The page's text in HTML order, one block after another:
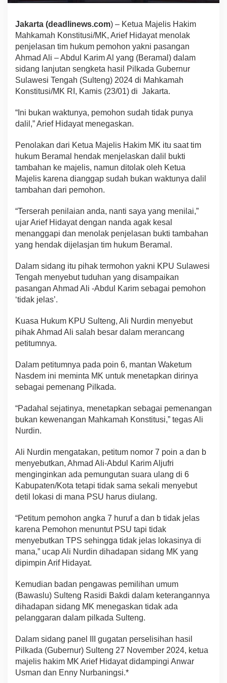
Jakarta (deadlinews.com) – Ketua Majelis Hakim
Mahkamah Konstitusi/MK, Arief Hidayat menolak
penjelasan tim hukum pemohon yakni pasangan
Ahmad Ali – Abdul Karim Al yang (Beramal) dalam
sidang lanjutan sengketa hasil Pilkada Gubernur
Sulawesi Tengah (Sulteng) 2024 di Mahkamah
Konstitusi/MK RI, Kamis (23/01) di Jakarta.
“Ini bukan waktunya, pemohon sudah tidak punya
dalil,” Arief Hidayat menegaskan.
Penolakan dari Ketua Majelis Hakim MK itu saat tim
hukum Beramal hendak menjelaskan dalil bukti
tambahan ke majelis, namun ditolak oleh Ketua
Majelis karena dianggap sudah bukan waktunya dalil
tambahan dari pemohon.
“Terserah penilaian anda, nanti saya yang menilai,”
ujar Arief Hidayat dengan nanda agak kesal
menanggapi dan menolak penjelasan bukti tambahan
yang hendak dijelasjan tim hukum Beramal.
Dalam sidang itu pihak termohon yakni KPU Sulawesi
Tengah menyebut tuduhan yang disampaikan
pasangan Ahmad Ali -Abdul Karim sebagai pemohon
‘tidak jelas’.
Kuasa Hukum KPU Sulteng, Ali Nurdin menyebut
pihak Ahmad Ali salah besar dalam merancang
petitumnya.
Dalam petitumnya pada poin 6, mantan Waketum
Nasdem ini meminta MK untuk menetapkan dirinya
sebagai pemenang Pilkada.
“Padahal sejatinya, menetapkan sebagai pemenangan
bukan kewenangan Mahkamah Konstitusi,” tegas Ali
Nurdin.
Ali Nurdin mengatakan, petitum nomor 7 poin a dan b
menyebutkan, Ahmad Ali-Abdul Karim Aljufri
menginginkan ada pemungutan suara ulang di 6
Kabupaten/Kota tetapi tidak sama sekali menyebut
detil lokasi di mana PSU harus diulang.
“Petitum pemohon angka 7 huruf a dan b tidak jelas
karena Pemohon menuntut PSU tapi tidak
menyebutkan TPS sehingga tidak jelas lokasinya di
mana,” ucap Ali Nurdin dihadapan sidang MK yang
dipimpin Arif Hidayat.
Kemudian badan pengawas pemilihan umum
(Bawaslu) Sulteng Rasidi Bakdi dalam keterangannya
dihadapan sidang MK menegaskan tidak ada
pelanggaran dalam pilkada Sulteng.
Dalam sidang panel III gugatan perselisihan hasil
Pilkada (Gubernur) Sulteng 27 November 2024, ketua
majelis hakim MK Arief Hidayat didampingi Anwar
Usman dan Enny Nurbaningsi.*